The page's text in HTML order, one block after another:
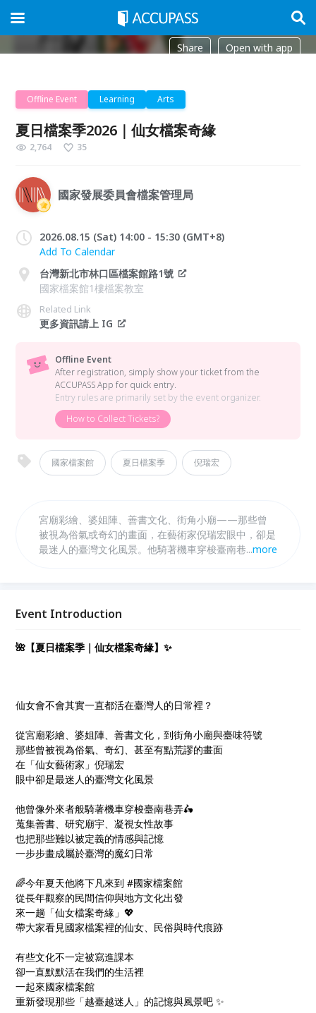
Share Open with app
Offline Event Learning Arts
夏日檔案季2026｜仙女檔案奇緣
2,764 35
國家發展委員會檔案管理局
2026.08.15 (Sat) 14:00 - 15:30 (GMT+8)
Add To Calendar
台灣新北市林口區檔案館路1號
國家檔案館1樓檔案教室
Related Link
更多資訊請上 IG
Offline Event
After registration, simply show your ticket from the
ACCUPASS App for quick entry.
Entry rules are primarily set by the event organizer.
How to Collect Tickets?
國家檔案館 夏日檔案季 倪瑞宏
宮廟彩繪、婆姐陣、善書文化、街角小廟——那些曾
被視為俗氣或奇幻的畫面，在藝術家倪瑞宏眼中，卻是
最迷人的臺灣文化風景。他騎著機車穿梭臺南巷弄，蒐
國家檔案裡的仙女、民俗與時代痕跡，重新發現那些沒
...more
Event Introduction
🌺【夏日檔案季｜仙女檔案奇緣】✨
仙女會不會其實一直都活在臺灣人的日常裡？
從宮廟彩繪、婆姐陣、善書文化，到街角小廟與臺味符號
那些曾被視為俗氣、奇幻、甚至有點荒謬的畫面
在「仙女藝術家」倪瑞宏
眼中卻是最迷人的臺灣文化風景
他曾像外來者般騎著機車穿梭臺南巷弄🛵
蒐集善書、研究廟宇、凝視女性故事
也把那些難以被定義的情感與記憶
一步步畫成屬於臺灣的魔幻日常
🌈今年夏天他將下凡來到 #國家檔案館
從長年觀察的民間信仰與地方文化出發
來一趟「仙女檔案奇緣」💖
帶大家看見國家檔案裡的仙女、民俗與時代痕跡
有些文化不一定被寫進課本
卻一直默默活在我們的生活裡
一起來國家檔案館
重新發現那些「越臺越迷人」的記憶與風景吧 ✨